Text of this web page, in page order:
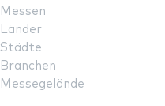
Messen
Länder
Städte
Branchen
Messegelände